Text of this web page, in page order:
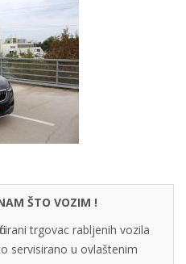
ŠTO VOZIM !
trgovac rabljenih vozila
servisirano u ovlaštenim